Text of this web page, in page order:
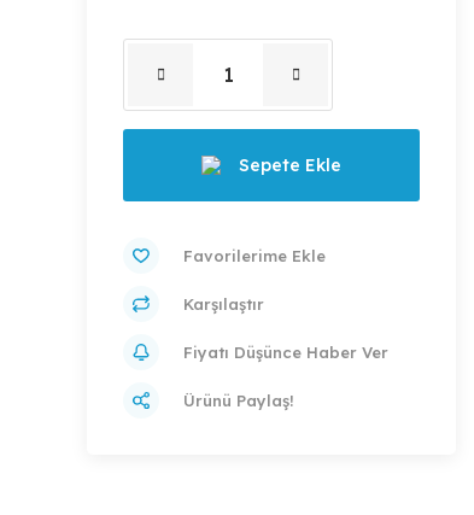
Sepete Ekle
Karşılaştır
Fiyatı Düşünce Haber Ver
Ürünü Paylaş!